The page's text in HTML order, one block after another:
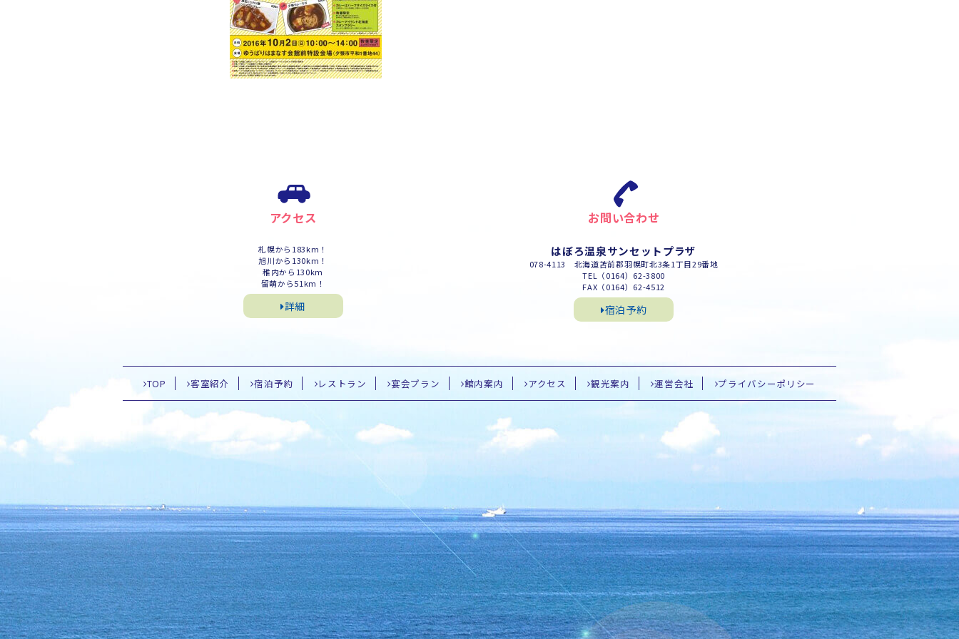
アクセス
札幌から183km！
旭川から130km！
稚内から130km
留萌から51km！
詳細
お問い合わせ
はぼろ温泉サンセットプラザ
078-4113 北海道苫前郡羽幌町北3条1丁目29番地
TEL（0164）62-3800
FAX（0164）62-4512
宿泊予約
TOP 客室紹介 宿泊予約 レストラン 宴会プラン 館内案内 アクセス 観光案内 運営会社 プライバシーポリシー